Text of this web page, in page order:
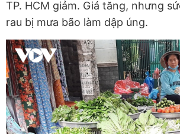
TP. HCM giảm. Giá tăng, nhưng
rau bị mưa bão làm dập úng.